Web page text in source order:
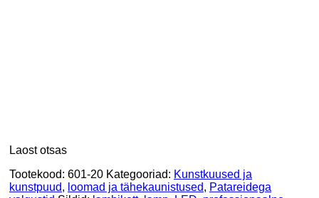
Laost otsas
Tootekood: 601-20 Kategooriad: Kunstkuused ja
kunstpuud, loomad ja tähekaunistused, Patareidega